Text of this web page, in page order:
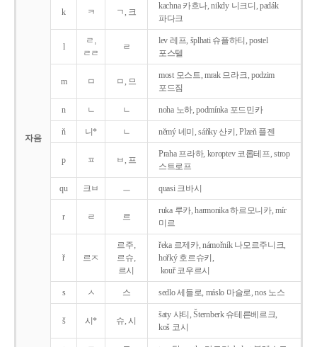
자음
k ㅋ ㄱ, 크
kachna 카흐나, nikdy 니크디, padák
파다크
l
ㄹ,
ㄹㄹ
ㄹ
lev 레프, šplhati 슈플하티, postel
포스텔
m ㅁ ㅁ, 므
most 모스트, mrak 므라크, podzim
포드짐
n ㄴ ㄴ noha 노하, podmínka 포드민카
ň 니* ㄴ němý 네미, sáňky 산키, Plzeň 플젠
p ㅍ ㅂ, 프
Praha 프라하, koroptev 코롭테프, strop
스트로프
qu 크ㅂ ㅡ quasi 크바시
r ㄹ 르
ruka 루카, harmonika 하르모니카, mír
미르
ř 르ㅈ
르주,
르슈,
르시
řeka 르제카, námořník 나모르주니크,
hořký 호르슈키,
kouř 코우르시
s ㅅ 스 sedlo 세들로, máslo 마슬로, nos 노스
š 시* 슈, 시
šaty 샤티, Šternberk 슈테른베르크,
koš 코시